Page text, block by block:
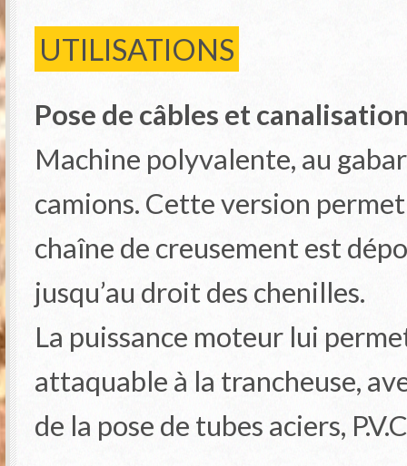
UTILISATIONS
Pose de câbles et
Machine polyvalente, au
camions. Cette version
chaîne de creusement est
jusqu’au droit des chenilles.
La puissance moteur lui
attaquable à la trancheuse,
de la pose de tubes aciers,